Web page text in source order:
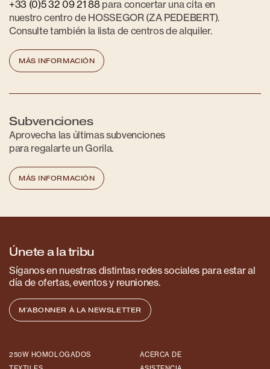
+33 (0)5 32 09 21 88para concertar una cita en
nuestro centro de HOSSEGOR (ZA PEDEBERT).
Consulte también la lista de centros de alquiler.
MÁS INFORMACIÓN
Subvenciones
Aprovecha las últimas subvenciones
para regalarte un Gorila.
MÁS INFORMACIÓN
Únete a la tribu
Síganos en nuestras distintas redes sociales para estar al
día de ofertas, eventos y reuniones.
M'ABONNER À LA NEWSLETTER
250W HOMOLOGADOS
ACERCA DE